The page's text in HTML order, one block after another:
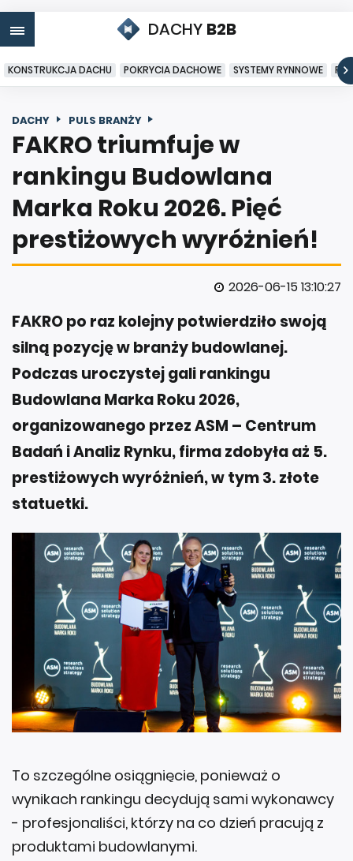
DACHY B2B
KONSTRUKCJA DACHU POKRYCIA DACHOWE SYSTEMY RYNNOWE
DACHY PULS BRANŻY
FAKRO triumfuje w
rankingu Budowlana
Marka Roku 2026. Pięć
prestiżowych wyróżnień!
2026-06-15 13:10:27
FAKRO po raz kolejny potwierdziło swoją
silną pozycję w branży budowlanej.
Podczas uroczystej gali rankingu
Budowlana Marka Roku 2026,
organizowanego przez ASM – Centrum
Badań i Analiz Rynku, firma zdobyła aż 5.
prestiżowych wyróżnień, w tym 3. złote
statuetki.
To szczególne osiągnięcie, ponieważ o
wynikach rankingu decydują sami wykonawcy
- profesjonaliści, którzy na co dzień pracują z
produktami budowlanymi.